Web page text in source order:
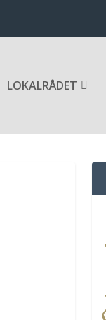
LOKALRÅDET